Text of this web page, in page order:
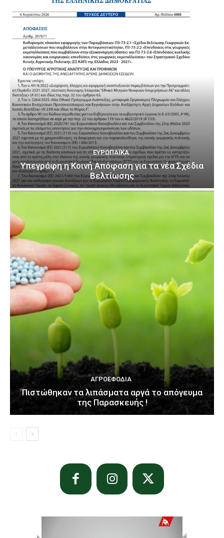
ΕΥΡΩΠΑΪΚΆ
Υπεγράφη η Κοινή Απόφαση για τα νέα Σχέδια
Βελτίωσης
ΑΓΡΟΕΦΌΔΙΑ
Πιστώθηκαν τα λιπάσματα αργά το απόγευμα
της Παρασκευής !